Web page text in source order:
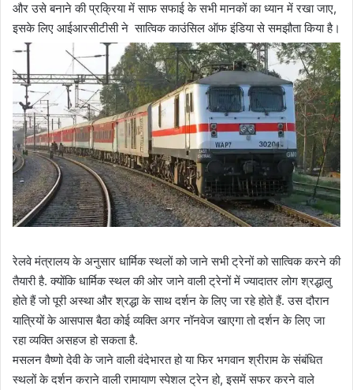
और उसे बनाने की प्रक्रिया में साफ सफाई के सभी मानकों का ध्‍यान में रखा जाए,
इसके लिए आईआरसीटीसी ने सात्विक काउंसिल ऑफ इंडिया से समझौता किया है।
रेलवे मंत्रालय के अनुसार धार्मिक स्‍थलों को जाने सभी ट्रेनों को सात्विक करने की
तैयारी है. क्‍योंकि धार्मिक स्‍थल की ओर जाने वाली ट्रेनों में ज्‍यादातर लोग श्रद्धालु
होते हैं जो पूरी अस्‍था और श्रद्धा के साथ दर्शन के लिए जा रहे होते हैं. उस दौरान
यात्रियों के आसपास बैठा कोई व्‍यक्ति अगर नॉनवेज खाएगा तो दर्शन के लिए जा
रहा व्‍यक्ति असहज हो सकता है.
मसलन वैष्णो देवी के जाने वाली वंदेभारत हो या फिर भगवान श्रीराम के संबंधित
स्‍थलों के दर्शन कराने वाली रामायाण स्‍पेशल ट्रेन हो, इसमें सफर करने वाले